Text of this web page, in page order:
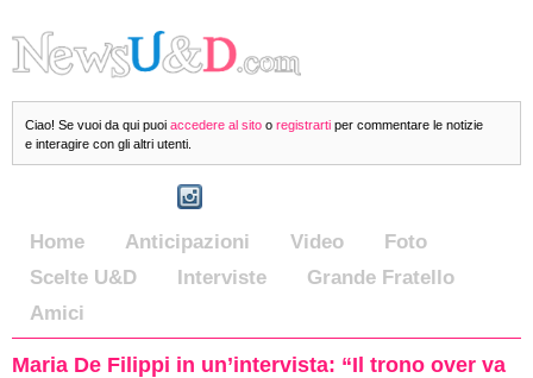
Ciao! Se vuoi da qui puoi accedere al sito o registrarti per commentare le notizie
e interagire con gli altri utenti.
Home Anticipazioni Video
Foto
Scelte U&D
Interviste
Grande Fratello
Amici
Maria De Filippi in un’intervista: “Il trono over va